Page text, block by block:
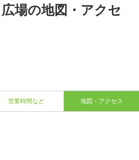
場の地図・アクセ
営業時間など 地図・アクセス